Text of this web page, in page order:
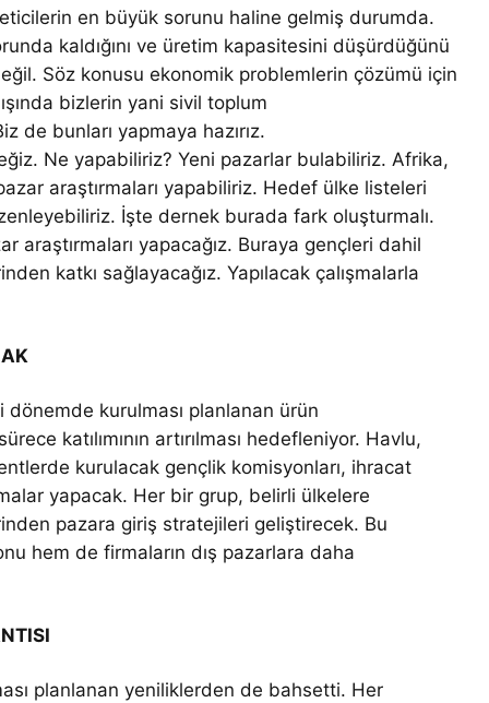
en büyük sorunu haline gelmiş durumda.
kaldığını ve üretim kapasitesini düşürdüğünü
Söz konusu ekonomik problemlerin çözümü için
bizlerin yani sivil toplum
de bunları yapmaya hazırız.
Ne yapabiliriz? Yeni pazarlar bulabiliriz. Afrika,
araştırmaları yapabiliriz. Hedef ülke listeleri
İşte dernek burada fark oluşturmalı.
araştırmaları yapacağız. Buraya gençleri dahil
katkı sağlayacağız. Yapılacak çalışmalarla
dönemde kurulması planlanan ürün
katılımının artırılması hedefleniyor. Havlu,
kurulacak gençlik komisyonları, ihracat
yapacak. Her bir grup, belirli ülkelere
pazara giriş stratejileri geliştirecek. Bu
hem de firmaların dış pazarlara daha
planlanan yeniliklerden de bahsetti. Her